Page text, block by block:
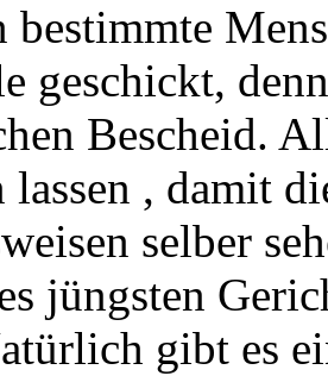
geschickt,
Bescheid.
lassen , damit
selber
jüngsten
gibt es